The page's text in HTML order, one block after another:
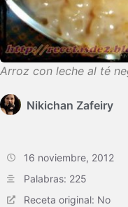
Arroz con leche al té
Nikichan Zafeiry
16 noviembre, 2012
Palabras: 225
Receta original: No